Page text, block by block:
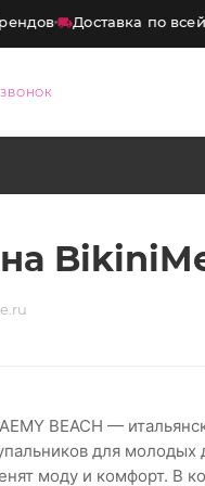
Доставка по всей
BEACH —
для
моду и комфорт. В